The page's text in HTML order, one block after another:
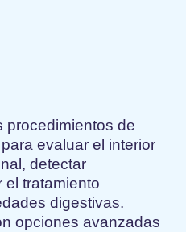
procedimientos de
evaluar el interior
detectar
el tratamiento
digestivas.
opciones avanzadas